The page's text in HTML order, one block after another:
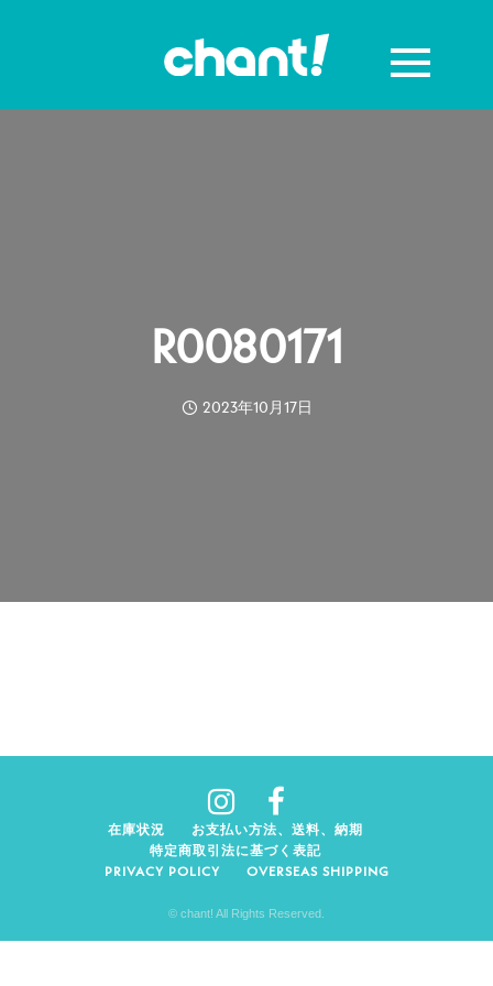
R0080171
2023年10月17日
在庫状況
お支払い方法、送料、納期
特定商取引法に基づく表記
PRIVACY POLICY
OVERSEAS SHIPPING
© chant! All Rights Reserved.